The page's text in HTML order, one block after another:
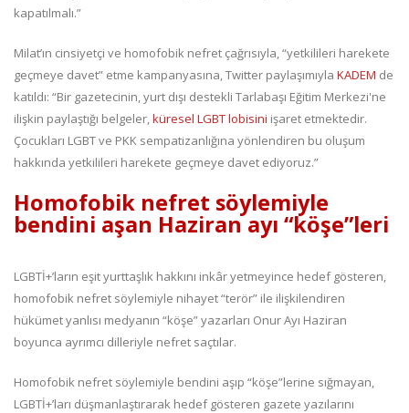
kapatılmalı.”
Milat’ın cinsiyetçi ve homofobik nefret çağrısıyla, “yetkilileri harekete
geçmeye davet” etme kampanyasına, Twitter paylaşımıyla KADEM de
katıldı: “Bir gazetecinin, yurt dışı destekli Tarlabaşı Eğitim Merkezi'ne
ilişkin paylaştığı belgeler,küresel LGBT lobisini işaret etmektedir.
Çocukları LGBT ve PKK sempatizanlığına yönlendiren bu oluşum
hakkında yetkilileri harekete geçmeye davet ediyoruz.”
Homofobik nefret söylemiyle
bendini aşan Haziran ayı “köşe”leri
LGBTİ+’ların eşit yurttaşlık hakkını inkâr yetmeyince hedef gösteren,
homofobik nefret söylemiyle nihayet “terör” ile ilişkilendiren
hükümet yanlısı medyanın “köşe” yazarları Onur Ayı Haziran
boyunca ayrımcı dilleriyle nefret saçtılar.
Homofobik nefret söylemiyle bendini aşıp “köşe”lerine sığmayan,
LGBTİ+’ları düşmanlaştırarak hedef gösteren gazete yazılarını